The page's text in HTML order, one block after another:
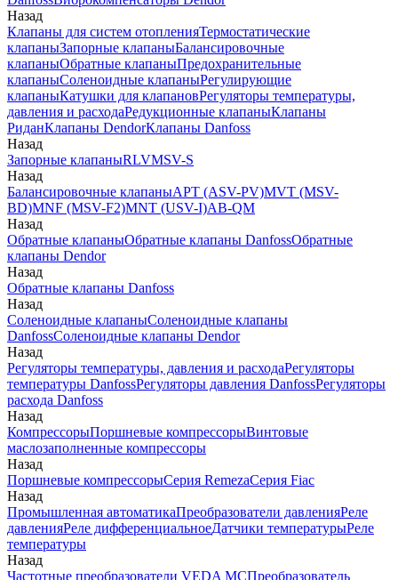
Назад
Клапаны для систем отопленияТермостатические
клапаныЗапорные клапаныБалансировочные
клапаныОбратные клапаныПредохранительные
клапаныСоленоидные клапаныРегулирующие
клапаныКатушки для клапановРегуляторы температуры,
давления и расходаРедукционные клапаныКлапаны
РиданКлапаны DendorКлапаны Danfoss
Назад
Запорные клапаныRLVMSV-S
Назад
Балансировочные клапаныAPT (ASV-PV)MVT (MSV-
BD)MNF (MSV-F2)MNT (USV-I)AB-QM
Назад
Обратные клапаныОбратные клапаны DanfossОбратные
клапаны Dendor
Назад
Обратные клапаны Danfoss
Назад
Соленоидные клапаныСоленоидные клапаны
DanfossСоленоидные клапаны Dendor
Назад
Регуляторы температуры, давления и расходаРегуляторы
температуры DanfossРегуляторы давления DanfossРегуляторы
расхода Danfoss
Назад
КомпрессорыПоршневые компрессорыВинтовые
маслозаполненные компрессоры
Назад
Поршневые компрессорыСерия RemezaСерия Fiac
Назад
Промышленная автоматикаПреобразователи давленияРеле
давленияРеле дифференциальноеДатчики температурыРеле
температуры
Назад
Частотные преобразователи VEDA MCПреобразователь